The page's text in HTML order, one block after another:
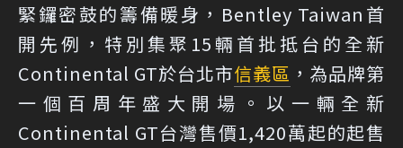
緊鑼密鼓的籌備暖身，Bentley Taiwan首
開先例，特別集聚15輛首批抵台的全新
Continental GT於台北市信義區 ，為品牌第
一個百周年盛大開場。以一輛全新
Continental GT台灣售價1,420萬起的起售